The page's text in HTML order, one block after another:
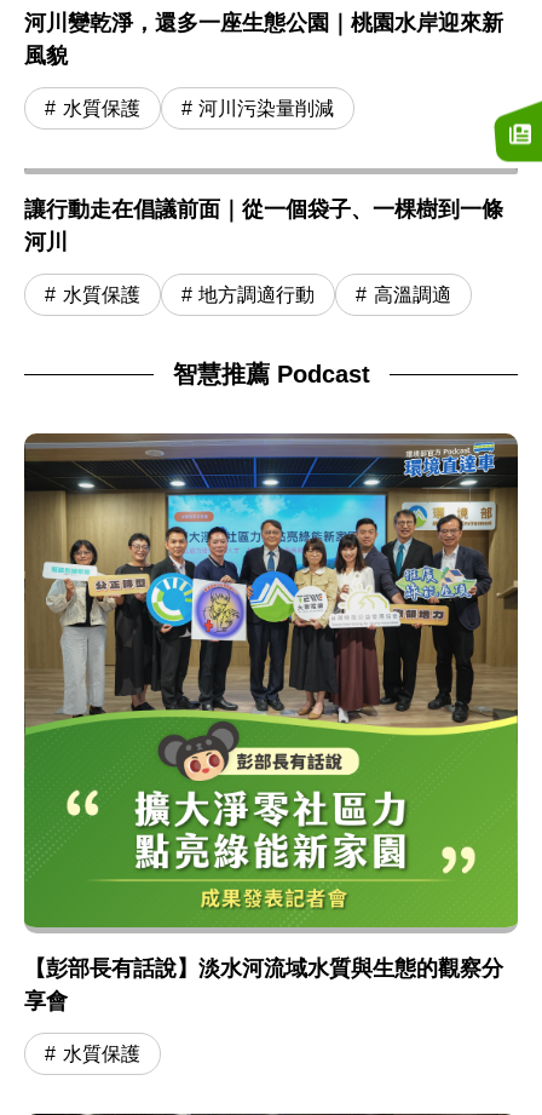
河川變乾淨，還多一座生態公園｜桃園水岸迎來新
風貌
水質保護 河川污染量削減
讓行動走在倡議前面｜從一個袋子、一棵樹到一條
河川
水質保護 地方調適行動 高溫調適
智慧推薦 Podcast
【彭部長有話說】淡水河流域水質與生態的觀察分
享會
水質保護